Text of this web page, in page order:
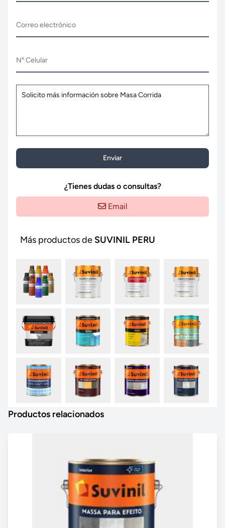
Correo electrónico
N° Celular
Enviar
¿Tienes dudas o consultas?
Email
Más productos de SUVINIL PERU
Productos relacionados